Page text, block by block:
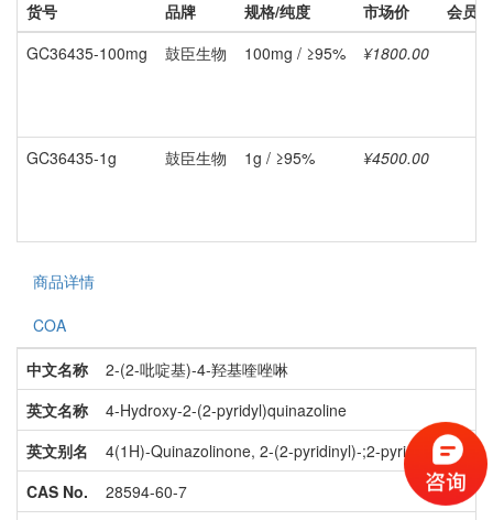
货号
品牌 规格/纯度 市场价
会员价
GC36435-100mg
鼓臣生物 100mg / ≥95% ¥1800.00
GC36435-1g 鼓臣生物 1g / ≥95% ¥4500.00
商品详情
COA
中文名称
2-(2-吡啶基)-4-羟基喹唑啉
英文名称
4-Hydroxy-2-(2-pyridyl)quinazoline
英文别名
4(1H)-Quinazolinone, 2-(2-pyridinyl)-;2-pyridin-2-yl-
CAS No.
28594-60-7